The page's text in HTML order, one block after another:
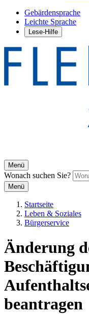
Gebärdensprache
Leichte Sprache
Lese-Hilfe
Menü
Wonach suchen Sie?
Menü
Startseite
Leben & Soziales
Bürgerservice
Änderung
beantragen